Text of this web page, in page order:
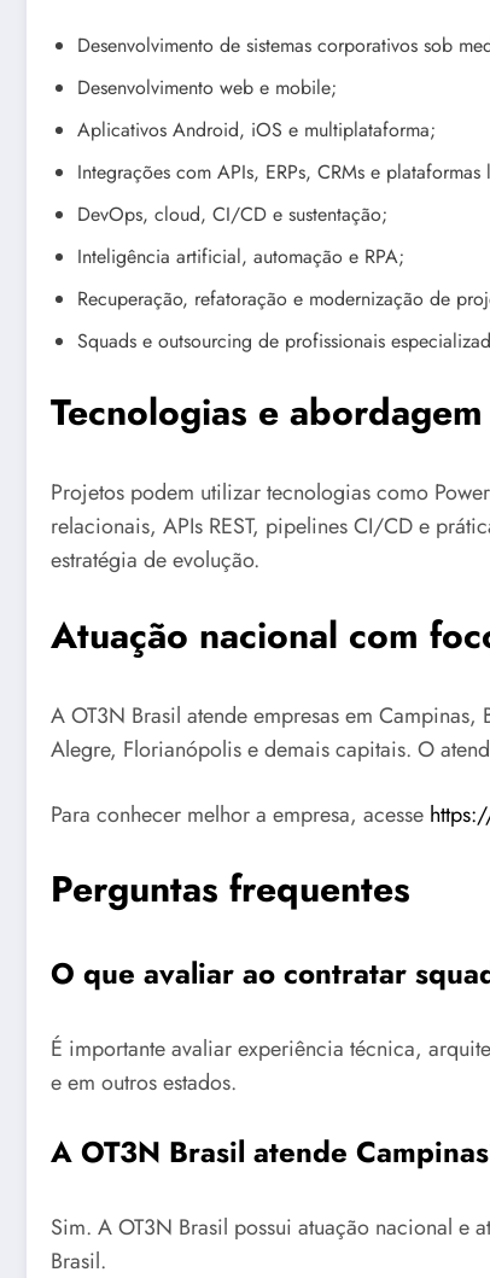
Desenvolvimento de sistemas corporativos sob
Desenvolvimento web e mobile;
Aplicativos Android, iOS e multiplataforma;
Integrações com APIs, ERPs, CRMs e plataformas
DevOps, cloud, CI/CD e sustentação;
Inteligência artificial, automação e RPA;
Recuperação, refatoração e modernização de
Squads e outsourcing de profissionais
Tecnologias e
Projetos podem utilizar tecnologias como
relacionais, APIs REST, pipelines CI/CD e
estratégia de evolução.
Atuação nacional com
A OT3N Brasil atende empresas em
Alegre, Florianópolis e demais capitais. O
Para conhecer melhor a empresa, acesse
Perguntas frequentes
O que avaliar ao contratar
É importante avaliar experiência técnica,
e em outros estados.
A OT3N Brasil atende
Sim. A OT3N Brasil possui atuação nacional e
Brasil.